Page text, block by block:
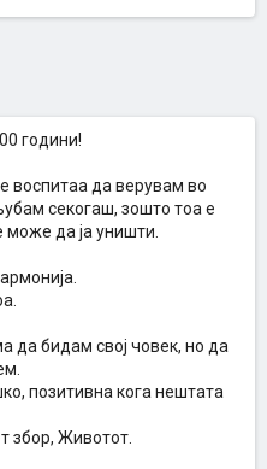
години!
воспитаа да верувам во
секогаш, зошто тоа е
да ја уништи.
да бидам свој човек, но да
позитивна кога нештата
збор, Животот.